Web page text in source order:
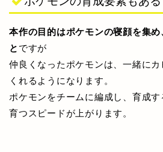
本作の目的はポケモンの寝顔を集
と ですが
仲良くなったポケモンは、一緒に
くれるようになります。
ポケモンをチームに編成し、育成
育つスピードが上がります。